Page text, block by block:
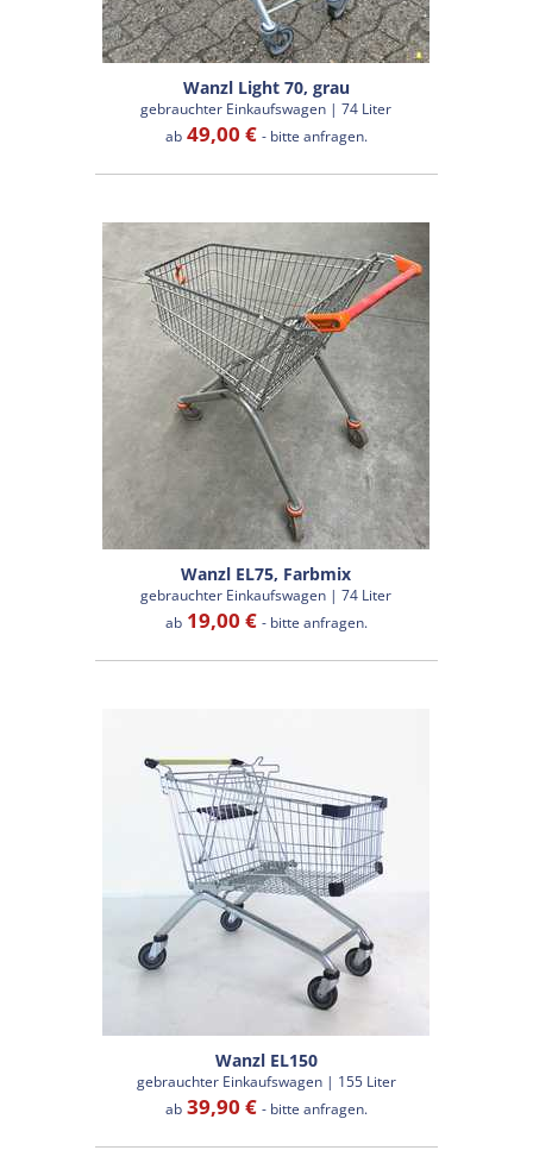
Wanzl Light 70, grau
gebrauchter Einkaufswagen | 74 Liter
ab49,00 € - bitte anfragen.
Wanzl EL75, Farbmix
gebrauchter Einkaufswagen | 74 Liter
ab19,00 € - bitte anfragen.
Wanzl EL150
gebrauchter Einkaufswagen | 155 Liter
ab39,90 € - bitte anfragen.